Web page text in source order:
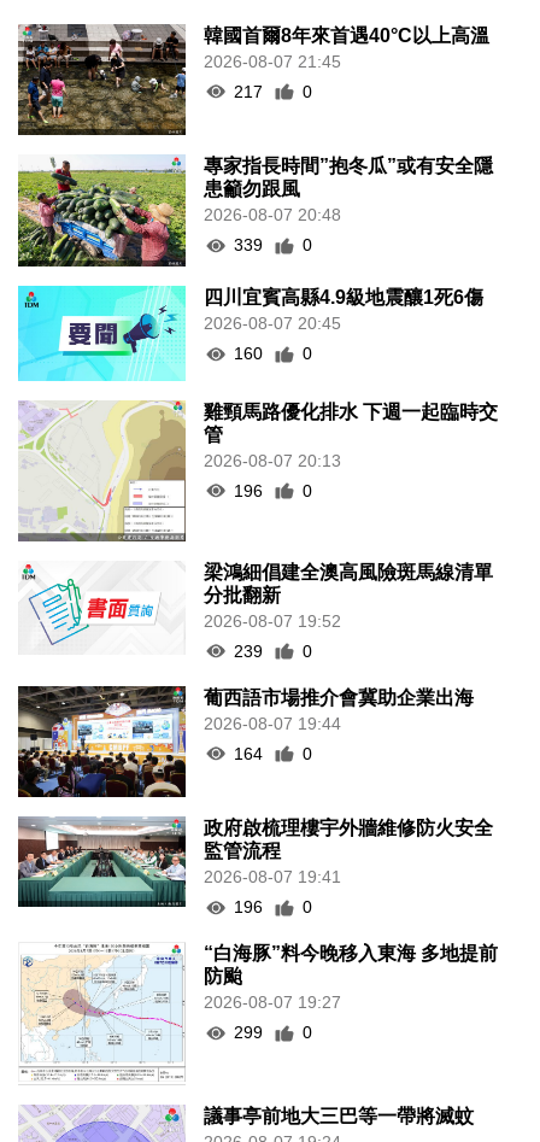
韓國首爾8年來首遇40°C以上高溫
2026-08-07 21:45
217
0
專家指長時間”抱冬瓜”或有安全隱
患籲勿跟風
2026-08-07 20:48
339
0
四川宜賓高縣4.9級地震釀1死6傷
2026-08-07 20:45
160
0
雞頸馬路優化排水 下週一起臨時交
管
2026-08-07 20:13
196
0
梁鴻細倡建全澳高風險斑馬線清單
分批翻新
2026-08-07 19:52
239
0
葡西語市場推介會冀助企業出海
2026-08-07 19:44
164
0
政府啟梳理樓宇外牆維修防火安全
監管流程
2026-08-07 19:41
196
0
“白海豚”料今晚移入東海 多地提前
防颱
2026-08-07 19:27
299
0
議事亭前地大三巴等一帶將滅蚊